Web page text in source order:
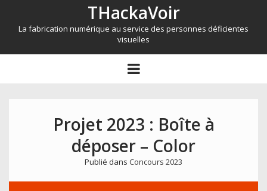
THackaVoir
La fabrication numérique au service des personnes déficientes
visuelles
ARTICLES
LE CONCOURS
RESSOURCES
CONTACT
open
menu
Projet 2023 : Boîte à
déposer – Color
Publié dans Concours 2023